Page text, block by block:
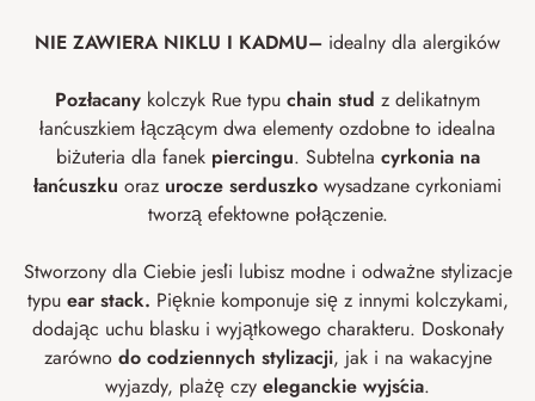
NIE ZAWIERA NIKLU I KADMU– idealny dla alergików
Pozłacany kolczyk Rue typu chain stud z delikatnym
łańcuszkiem łączącym dwa elementy ozdobne to idealna
biżuteria dla fanekpiercingu. Subtelna cyrkonia na
łańcuszku oraz urocze serduszko wysadzane cyrkoniami
tworzą efektowne połączenie.
Stworzony dla Ciebie jeśli lubisz modne i odważne stylizacje
typuear stack. Pięknie komponuje się z innymi kolczykami,
dodając uchu blasku i wyjątkowego charakteru. Doskonały
zarówno do codziennych stylizacji, jak i na wakacyjne
wyjazdy, plażę czy eleganckie wyjścia.